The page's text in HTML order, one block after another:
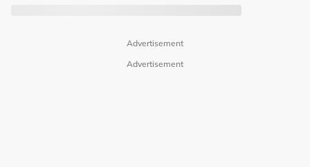
Advertisement
Advertisement